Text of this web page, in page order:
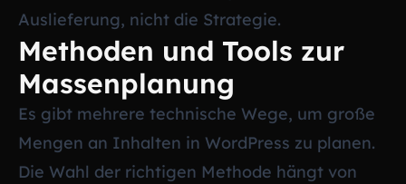
Auslieferung, nicht die Strategie.
Methoden und Tools zur
Massenplanung
Es gibt mehrere technische Wege, um große
Mengen an Inhalten in WordPress zu planen.
Die Wahl der richtigen Methode hängt von